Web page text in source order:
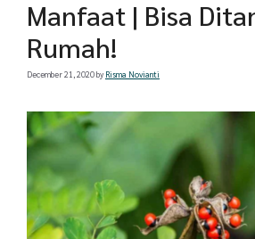
Manfaat | Bisa
Rumah!
December 21, 2020by Risma Novianti